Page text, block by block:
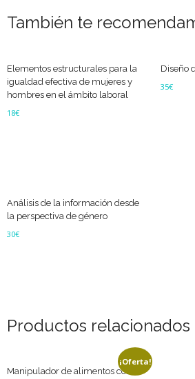
También te
Elementos estructurales para la
igualdad efectiva de mujeres y
hombres en el ámbito laboral
18€
Diseño
35€
Análisis de la información desde
la perspectiva de género
30€
Productos relacionados
¡Oferta!
Manipulador de alimentos con